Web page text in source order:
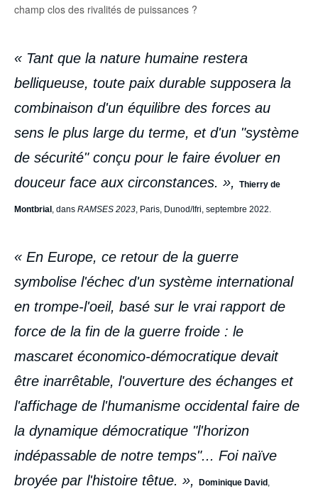
champ clos des rivalités de puissances ?
« Tant que la nature humaine restera
belliqueuse, toute paix durable supposera la
combinaison d'un équilibre des forces au
sens le plus large du terme, et d'un "système
de sécurité" conçu pour le faire évoluer en
douceur face aux circonstances. », Thierry de
Montbrial , dans RAMSES 2023 , Paris, Dunod/Ifri, septembre 2022.
« En Europe, ce retour de la guerre
symbolise l'échec d'un système international
en trompe-l'oeil, basé sur le vrai rapport de
force de la fin de la guerre froide : le
mascaret économico-démocratique devait
être inarrêtable, l'ouverture des échanges et
l'affichage de l'humanisme occidental faire de
la dynamique démocratique "l'horizon
indépassable de notre temps"... Foi naïve
broyée par l'histoire têtue. », Dominique David